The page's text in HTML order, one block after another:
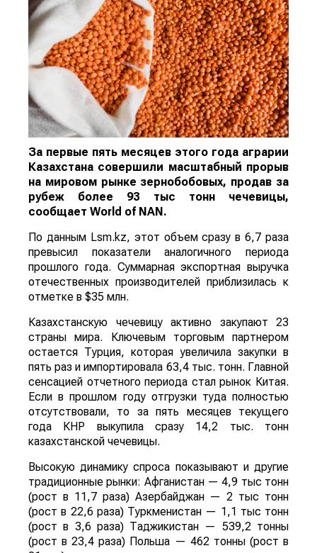
За первые пять месяцев этого года аграрии
Казахстана совершили масштабный прорыв
на мировом рынке зернобобовых, продав за
рубеж более 93 тыс тонн чечевицы,
сообщает World of NAN.
По данным Lsm.kz, этот объем сразу в 6,7 раза
превысил показатели аналогичного периода
прошлого года. Суммарная экспортная выручка
отечественных производителей приблизилась к
отметке в $35 млн.
Казахстанскую чечевицу активно закупают 23
страны мира. Ключевым торговым партнером
остается Турция, которая увеличила закупки в
пять раз и импортировала 63,4 тыс. тонн. Главной
сенсацией отчетного периода стал рынок Китая.
Если в прошлом году отгрузки туда полностью
отсутствовали, то за пять месяцев текущего
года КНР выкупила сразу 14,2 тыс. тонн
казахстанской чечевицы.
Высокую динамику спроса показывают и другие
традиционные рынки: Афганистан — 4,9 тыс тонн
(рост в 11,7 раза) Азербайджан — 2 тыс тонн
(рост в 22,6 раза) Туркменистан — 1,1 тыс тонн
(рост в 3,6 раза) Таджикистан — 539,2 тонны
(рост в 23,4 раза) Польша — 462 тонны (рост в